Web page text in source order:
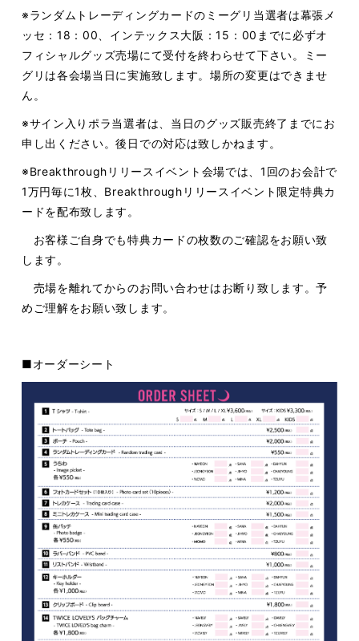
※ランダムトレーディングカードのミーグリ当選者は幕張メ
ッセ：18：00、インテックス大阪：15：00までに必ずオ
フィシャルグッズ売場にて受付を終わらせて下さい。ミー
グリは各会場当日に実施致します。場所の変更はできませ
ん。
※サイン入りポラ当選者は、当日のグッズ販売終了までにお
申し出ください。後日での対応は致しかねます。
※Breakthroughリリースイベント会場では、1回のお会計で
1万円毎に1枚、Breakthroughリリースイベント限定特典カ
ードを配布致します。
お客様ご自身でも特典カードの枚数のご確認をお願い致
します。
売場を離れてからのお問い合わせはお断り致します。予
めご理解をお願い致します。
■オーダーシート